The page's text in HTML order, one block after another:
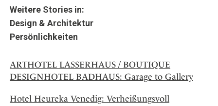
Weitere Stories in:
Design & Architektur
Persönlichkeiten
ARTHOTEL LASSERHAUS / BOUTIQUE
DESIGNHOTEL BADHAUS: Garage to Gallery
Hotel Heureka Venedig: Verheißungsvoll